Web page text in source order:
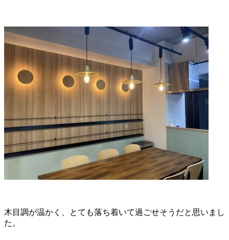
木目調が温かく、とても落ち着いて過ごせそうだと思いまし
た。